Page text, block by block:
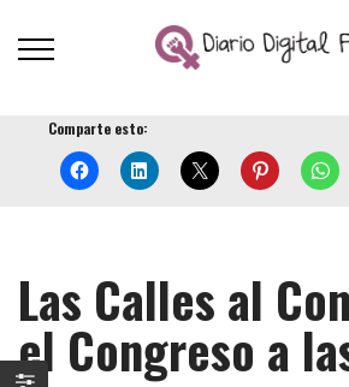
Comparte esto:
Las Calles al
el Congreso a